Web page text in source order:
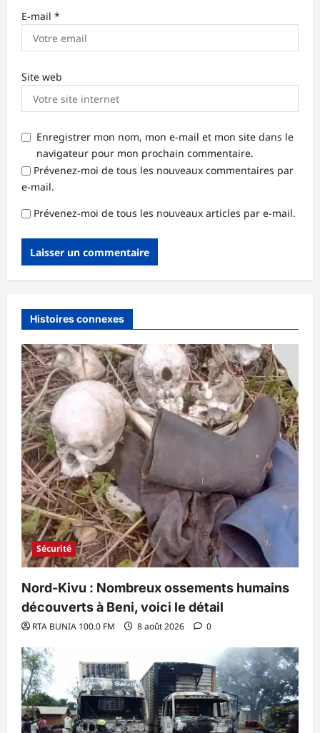
E-mail *
Site web
Enregistrer mon nom, mon e-mail et mon site dans le
navigateur pour mon prochain commentaire.
Prévenez-moi de tous les nouveaux commentaires par
e-mail.
Prévenez-moi de tous les nouveaux articles par e-mail.
Histoires connexes
Sécurité
Nord-Kivu : Nombreux ossements humains
découverts à Beni, voici le détail
RTA BUNIA 100.0 FM 8 août 2026 0